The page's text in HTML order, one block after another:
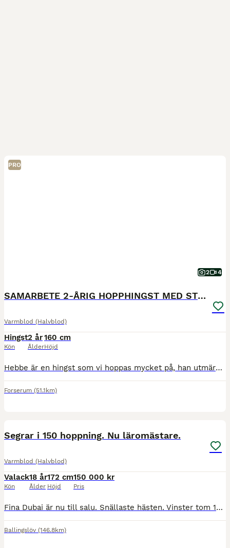
PRO
2 4
SAMARBETE 2-ÅRIG HOPPHINGST MED STORA KVALITETER!
Varmblod (Halvblod)
Hingst
Kön
2 år
Ålder
160 cm
Höjd
Hebbe är en hingst som vi hoppas mycket på, han utmärkte sig redan som föl med sin utstrålning och sitt sätt. Jag söker någon som är intresserad att ev visa honom som hingst, men framförallt någon som
Forserum (51.1km)
Segrar i 150 hoppning. Nu läromästare.
Varmblod (Halvblod)
Valack
Kön
18 år
Ålder
172 cm
Höjd
150 000 kr
Pris
Fina Dubai är nu till salu. Snällaste hästen. Vinster tom 150.Nu 120 hoppning, med kap för mer såklart. Snäll och okomplicerad. Inga kända skador. Letar efter ryttare som är minst 20 år. Vill ha ett h
Ballingslöv (146.8km)